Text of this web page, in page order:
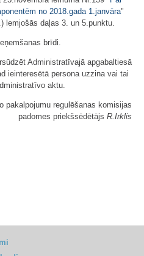
no 2018.gada 1.janvāra"
lemjošās daļas 3. un 5.punktu.
brīdi.
Administratīvajā apgabaltiesā
ieinteresētā persona uzzina vai tai
aktu.
pakalpojumu regulēšanas komisijas
padomes priekšsēdētājs R.Irklis